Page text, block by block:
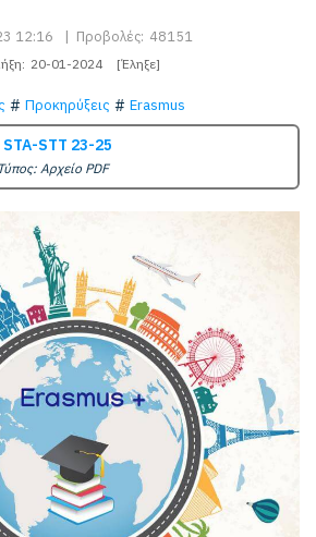
12:16 | Προβολές: 48151
20-01-2024 [Έληξε]
Προκηρύξεις Erasmus
STT 23-25
Αρχείο PDF